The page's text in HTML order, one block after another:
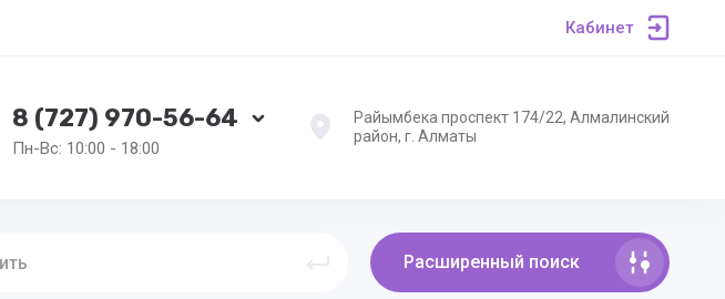
Кабинет
8 (727) 970-56-64
Пн-Вс: 10:00 - 18:00
Райымбека проспект 174/22, Алмалинский
район, г. Алматы
Расширенный поиск